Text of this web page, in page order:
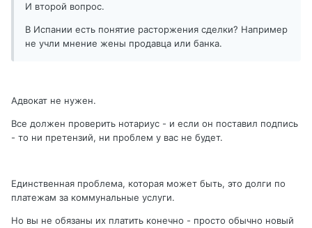
И второй вопрос.
В Испании есть понятие расторжения сделки? Например
не учли мнение жены продавца или банка.
Адвокат не нужен.
Все должен проверить нотариус - и если он поставил подпись
- то ни претензий, ни проблем у вас не будет.
Единственная проблема, которая может быть, это долги по
платежам за коммунальные услуги.
Но вы не обязаны их платить конечно - просто обычно новый